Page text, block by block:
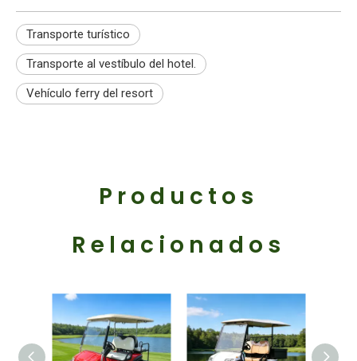
Transporte turístico
Transporte al vestíbulo del hotel.
Vehículo ferry del resort
Productos
Relacionados